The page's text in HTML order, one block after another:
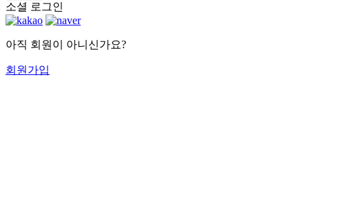
소셜 로그인
아직 회원이 아니신가요?
회원가입